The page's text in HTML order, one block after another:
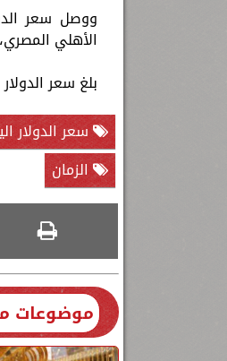
الأهلي
بلغ سعر الدولار أمام الجنيه نحو 19.6
سعر الدولار
الزمان
موضوعات